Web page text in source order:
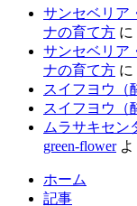
サンセベリア
ナの育て方 に
サンセベリア
ナの育て方 に
スイフヨウ（
スイフヨウ（
ムラサキセン
green-flowerよ
ホーム
記事